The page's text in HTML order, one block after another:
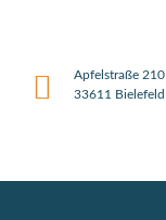
Apfelstraße 210
33611 Bielefeld